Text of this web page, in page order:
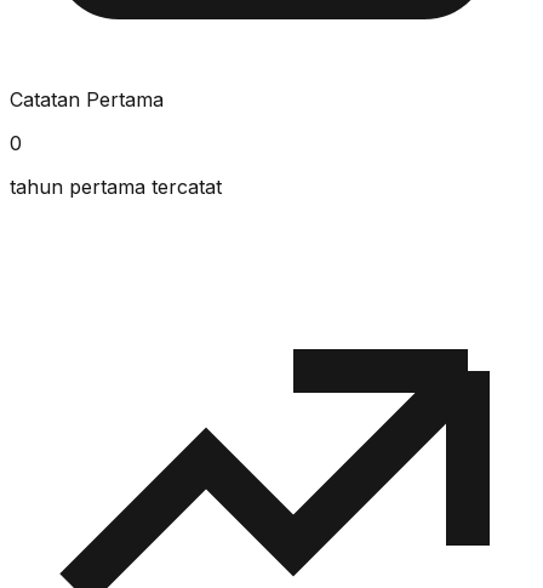
Catatan Pertama
0
tahun pertama tercatat